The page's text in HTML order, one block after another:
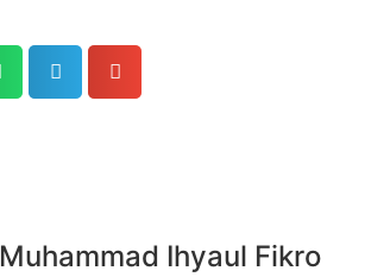
Muhammad Ihyaul Fikro